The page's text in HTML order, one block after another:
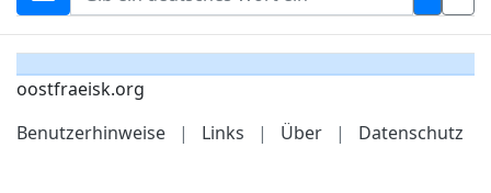
oostfraeisk.org
Benutzerhinweise
| Links | Über | Datenschutz